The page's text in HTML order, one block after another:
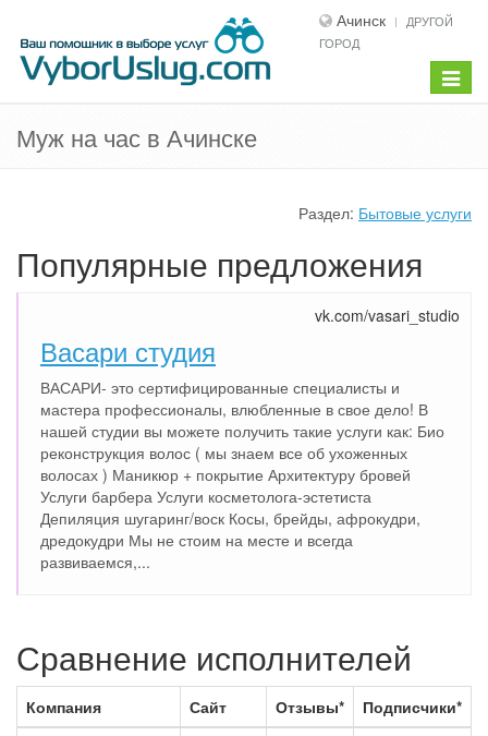
Ачинск
ДРУГОЙ
ГОРОД
меню
Муж на час в Ачинске
Раздел: Бытовые услуги
Популярные предложения
vk.com/vasari_studio
Васари студия
ВАСАРИ- это сертифицированные специалисты и
мастера профессионалы, влюбленные в свое дело! В
нашей студии вы можете получить такие услуги как: Био
реконструкция волос ( мы знаем все об ухоженных
волосах ) Маникюр + покрытие Архитектуру бровей
Услуги барбера Услуги косметолога-эстетиста
Депиляция шугаринг/воск Косы, брейды, афрокудри,
дредокудри Мы не стоим на месте и всегда
развиваемся,...
Сравнение исполнителей
Компания Сайт Отзывы*
Подписчики*